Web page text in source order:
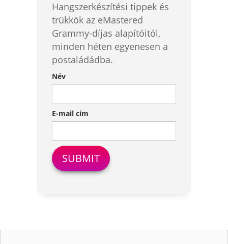
Hangszerkészítési tippek és
trükkök az eMastered
Grammy-díjas alapítóitól,
minden héten egyenesen a
postaládádba.
Név
E-mail cím